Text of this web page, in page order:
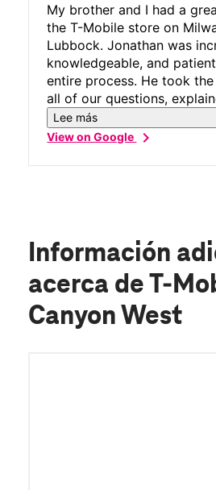
My brother and I had a
the T-Mobile store on
Lubbock. Jonathan was
knowledgeable, and
entire process. He took
all of our questions,
clearly, and made sure we
options for our needs
Jonathan's is hard to find
asking for Jonathan.
help today!
Lee más
View on Googlechevron_right
Información
acerca de T-
Canyon West